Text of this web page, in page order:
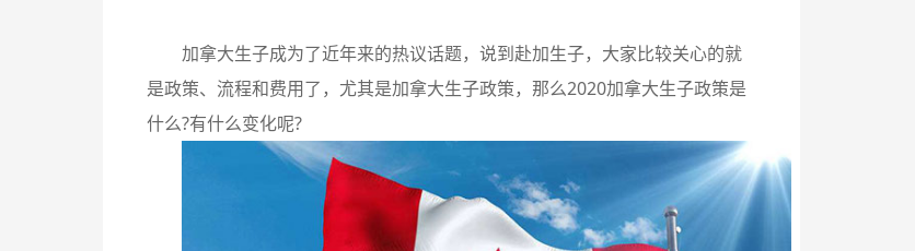
加拿大生子成为了近年来的热议话题，说到赴加生子，大家比较关心的就
是政策、流程和费用了，尤其是加拿大生子政策，那么2020加拿大生子政策是
什么?有什么变化呢?